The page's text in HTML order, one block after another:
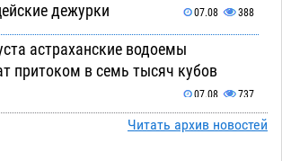
дежурки
07.08 388
астраханские водоемы
притоком в семь тысяч кубов
07.08 737
аэропорт попробует отбиться
Читать архив новостей